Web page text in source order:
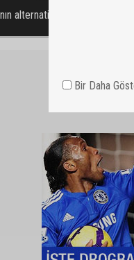
alternatifi
Bir Daha